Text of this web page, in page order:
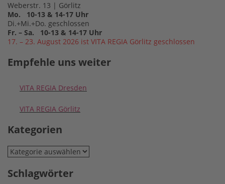
Weberstr. 13 | Görlitz
Mo. 10-13 & 14-17 Uhr
Di.+Mi.+Do. geschlossen
Fr. – Sa. 10-13 & 14-17 Uhr
17. – 23. August 2026 ist VITA REGIA Görlitz geschlossen
Empfehle uns weiter
VITA REGIA Dresden
VITA REGIA Görlitz
Kategorien
Kategorien
Schlagwörter